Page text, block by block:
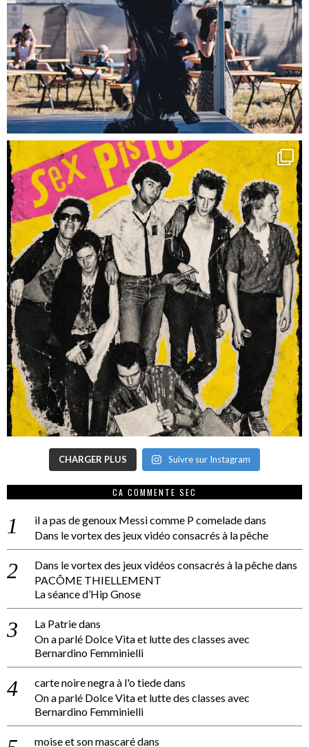
CHARGER PLUS Suivre sur Instagram
CA COMMENTE SEC
il a pas de genoux Messi comme P comeladedans
Dans le vortex des jeux vidéo consacrés à la pêche
Dans le vortex des jeux vidéos consacrés à la pêchedans
PACÔME THIELLEMENT
La séance d’Hip Gnose
La Patriedans
On a parlé Dolce Vita et lutte des classes avec
Bernardino Femminielli
carte noire negra à l'o tiededans
On a parlé Dolce Vita et lutte des classes avec
Bernardino Femminielli
moise et son mascarédans